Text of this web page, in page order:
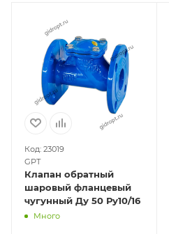
Код: 23019
GPT
Клапан обратный
шаровый фланцевый
чугунный Ду 50 Ру10/16
Много